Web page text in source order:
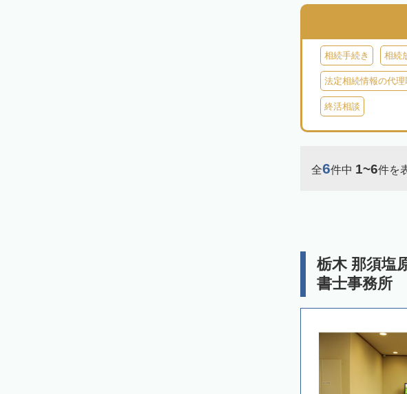
相続手続き 相続
法定相続情報の代理
終活相談
全6件中 1~6件を
栃木 那須塩
書士事務所